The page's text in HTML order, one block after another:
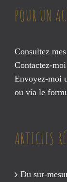
POUR UN
Consultez
Contactez-
Envoyez-moi
ou via le
ARTICLES
Du sur-